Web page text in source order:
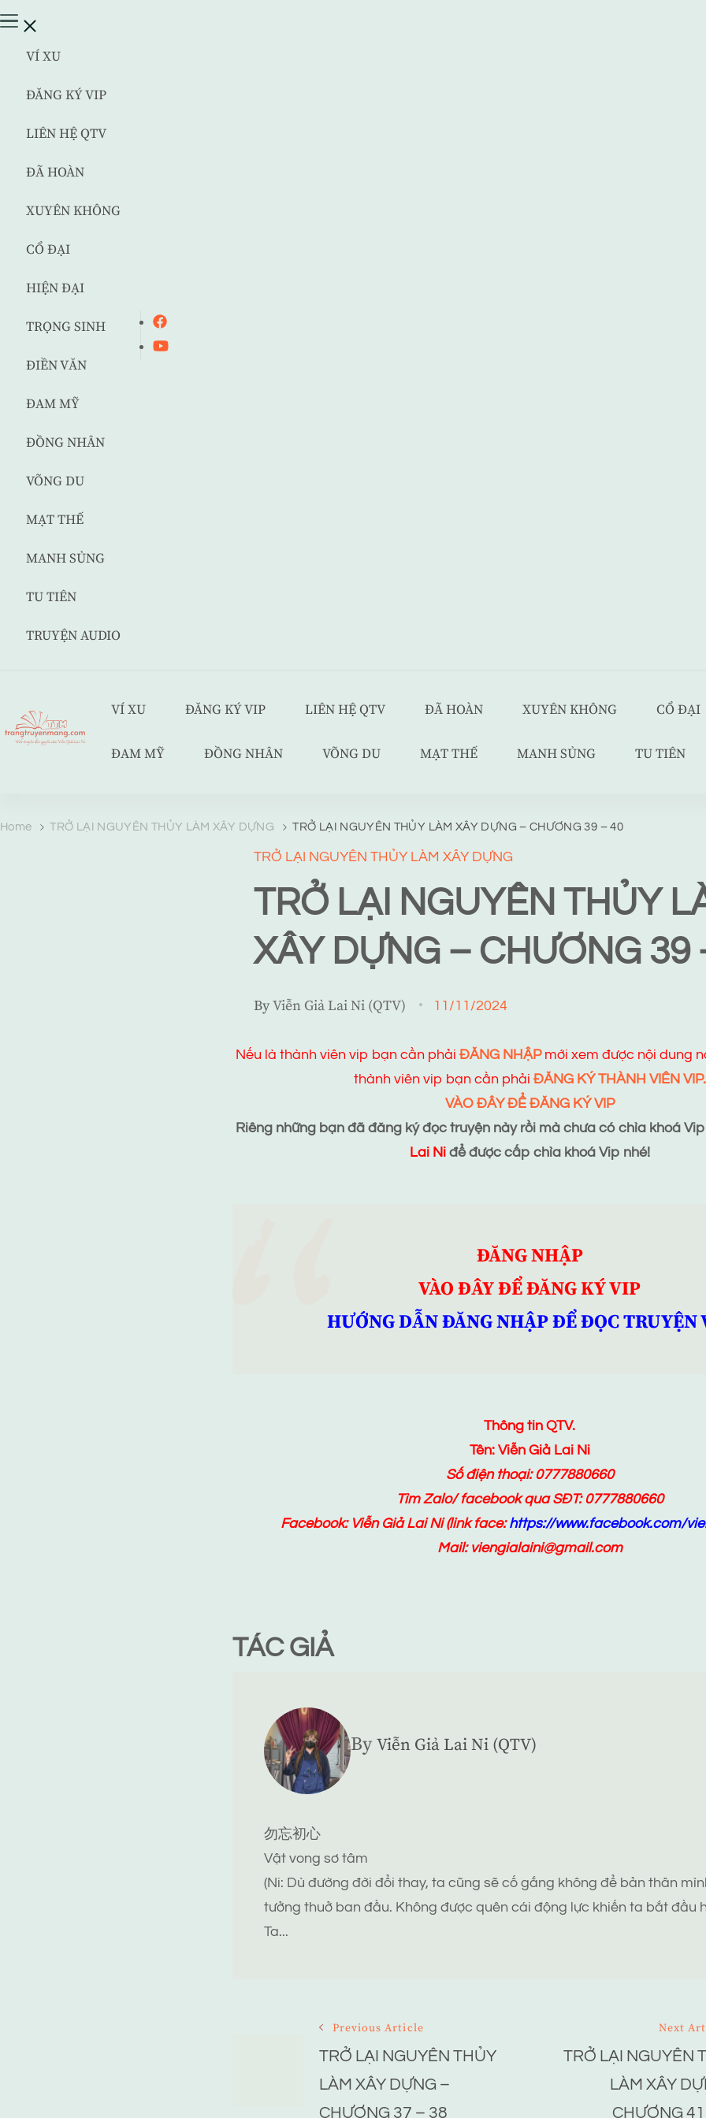
VÍ XU
ĐĂNG KÝ VIP
LIÊN HỆ QTV
ĐÃ HOÀN
XUYÊN KHÔNG
CỔ ĐẠI
HIỆN ĐẠI
TRỌNG SINH
ĐIỀN VĂN
ĐAM MỸ
ĐỒNG NHÂN
VÕNG DU
MẠT THẾ
MANH SỦNG
TU TIÊN
TRUYỆN AUDIO
VÍ XU ĐĂNG KÝ VIP LIÊN HỆ QTV ĐÃ HOÀN XUYÊN KHÔNG CỔ ĐẠI
ĐAM MỸ ĐỒNG NHÂN VÕNG DU MẠT THẾ MANH SỦNG TU TIÊN
Home TRỞ LẠI NGUYÊN THỦY LÀM XÂY DỰNG TRỞ LẠI NGUYÊN THỦY LÀM XÂY DỰNG – CHƯƠNG 39 – 40
TRỞ LẠI NGUYÊN THỦY LÀM XÂY DỰNG
TRỞ LẠI NGUYÊN THỦY
XÂY DỰNG – CHƯƠNG 39
ByViễn Giả Lai Ni (QTV) 11/11/2024
Nếu là thành viên vip bạn cần phải ĐĂNG NHẬPmới xem được nội dung
thành viên vip bạn cần phải ĐĂNG KÝ THÀNH VIÊN VIP.
VÀO ĐÂY ĐỂ ĐĂNG KÝ VIP
Riêng những bạn đã đăng ký đọc truyện này rồi mà chưa có chìa khoá
Lai Ni để được cấp chìa khoá Vip nhé!
ĐĂNG NHẬP
VÀO ĐÂY ĐỂ ĐĂNG KÝ VIP
HƯỚNG DẪN ĐĂNG NHẬP ĐỂ ĐỌC TRUYỆN
Thông tin QTV.
Tên: Viễn Giả Lai Ni
Số điện thoại: 0777880660
Tìm Zalo/ facebook qua SĐT: 0777880660
Facebook: Viễn Giả Lai Ni(link face:https://www.facebook.com/
Mail: viengialaini@gmail.com
TÁC GIẢ
By Viễn Giả Lai Ni (QTV)
勿忘初心
Vật vong sơ tâm
(Ni: Dù đường đời đổi thay, ta cũng sẽ cố gắng không để bản thân
tưởng thuở ban đầu. Không được quên cái động lực khiến ta bắt đầu
Ta...
Navigation
Previous Article
TRỞ LẠI NGUYÊN THỦY
LÀM XÂY DỰNG –
CHƯƠNG 37 – 38
Next
TRỞ LẠI NGUYÊN
LÀM XÂY
CHƯƠNG